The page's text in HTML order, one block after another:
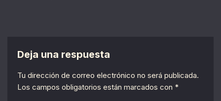
Deja una respuesta
Tu dirección de correo electrónico no será publicada.
Los campos obligatorios están marcados con *